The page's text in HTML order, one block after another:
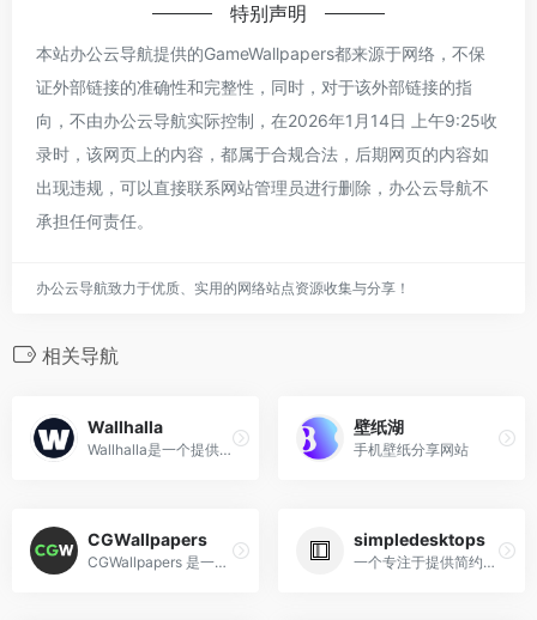
特别声明
本站办公云导航提供的GameWallpapers都来源于网络，不保
证外部链接的准确性和完整性，同时，对于该外部链接的指
向，不由办公云导航实际控制，在2026年1月14日 上午9:25收
录时，该网页上的内容，都属于合规合法，后期网页的内容如
出现违规，可以直接联系网站管理员进行删除，办公云导航不
承担任何责任。
办公云导航致力于优质、实用的网络站点资源收集与分享！
相关导航
Wallhalla
Wallhalla是一个提供免费、高质量壁纸的网站，适用于桌面和移动设备
壁纸湖
手机壁纸分享网站
CGWallpapers
CGWallpapers 是一个专注于提供高质量计算机生成图像（CG）壁纸的网站，主要以高清分辨率的2D和3D渲染壁纸为主。
simpledesktops
一个专注于提供简约风格桌面壁纸的网站